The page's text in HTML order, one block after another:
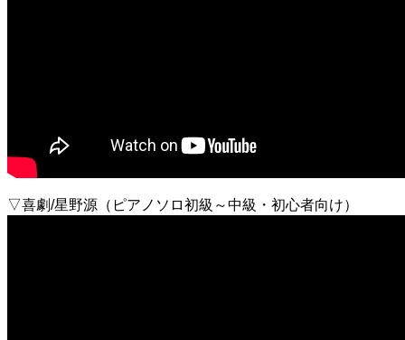
▽喜劇/星野源（ピアノソロ初級～中級・初心者向け）